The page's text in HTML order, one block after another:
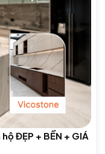
ĐẸP + BỀN + GIÁ